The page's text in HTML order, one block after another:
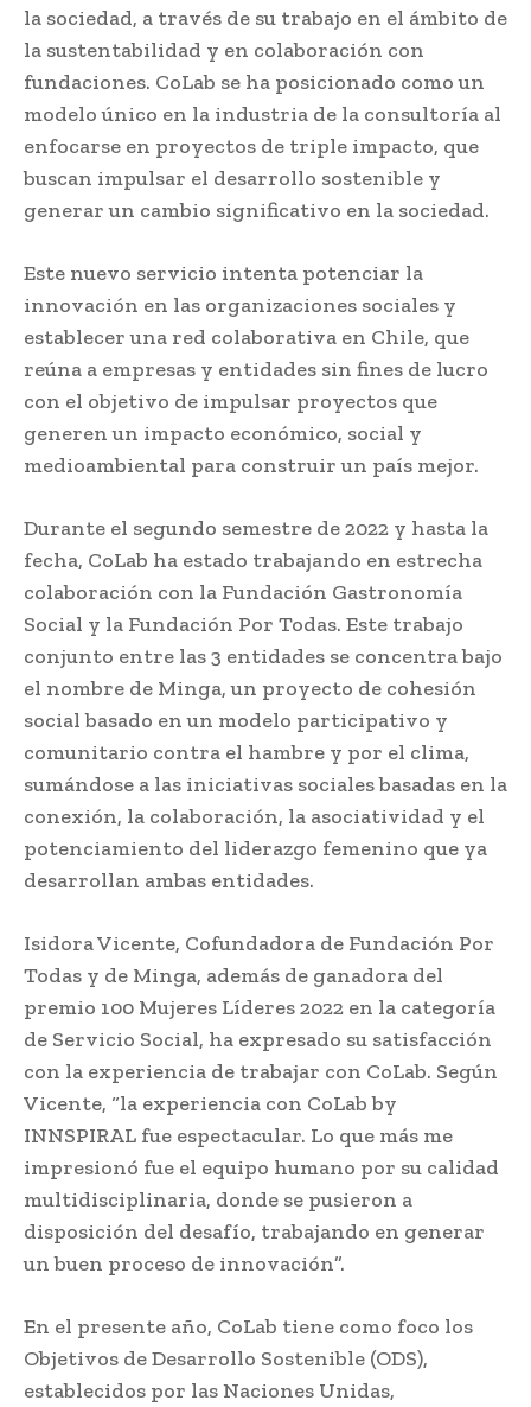
la sociedad, a través de su trabajo en el ámbito de
la sustentabilidad y en colaboración con
fundaciones. CoLab se ha posicionado como un
modelo único en la industria de la consultoría al
enfocarse en proyectos de triple impacto, que
buscan impulsar el desarrollo sostenible y
generar un cambio significativo en la sociedad.
Este nuevo servicio intenta potenciar la
innovación en las organizaciones sociales y
establecer una red colaborativa en Chile, que
reúna a empresas y entidades sin fines de lucro
con el objetivo de impulsar proyectos que
generen un impacto económico, social y
medioambiental para construir un país mejor.
Durante el segundo semestre de 2022 y hasta la
fecha, CoLab ha estado trabajando en estrecha
colaboración con la Fundación Gastronomía
Social y la Fundación Por Todas. Este trabajo
conjunto entre las 3 entidades se concentra bajo
el nombre de Minga, un proyecto de cohesión
social basado en un modelo participativo y
comunitario contra el hambre y por el clima,
sumándose a las iniciativas sociales basadas en la
conexión, la colaboración, la asociatividad y el
potenciamiento del liderazgo femenino que ya
desarrollan ambas entidades.
Isidora Vicente, Cofundadora de Fundación Por
Todas y de Minga, además de ganadora del
premio 100 Mujeres Líderes 2022 en la categoría
de Servicio Social, ha expresado su satisfacción
con la experiencia de trabajar con CoLab. Según
Vicente, “la experiencia con CoLab by
INNSPIRAL fue espectacular. Lo que más me
impresionó fue el equipo humano por su calidad
multidisciplinaria, donde se pusieron a
disposición del desafío, trabajando en generar
un buen proceso de innovación”.
En el presente año, CoLab tiene como foco los
Objetivos de Desarrollo Sostenible (ODS),
establecidos por las Naciones Unidas,